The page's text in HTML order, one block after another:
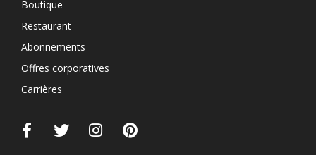
Boutique
Restaurant
Abonnements
Offres corporatives
Carrières